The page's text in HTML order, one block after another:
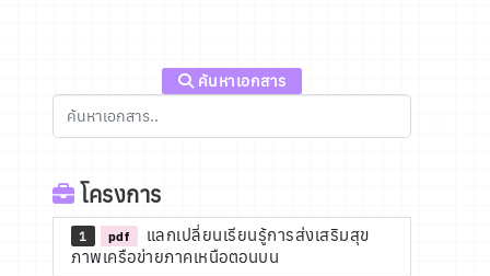
ค้นหาเอกสาร
โครงการ
1 pdf
แลกเปลี่ยนเรียนรู้การส่งเสริมสุข
ภาพเครือข่ายภาคเหนือตอนบน